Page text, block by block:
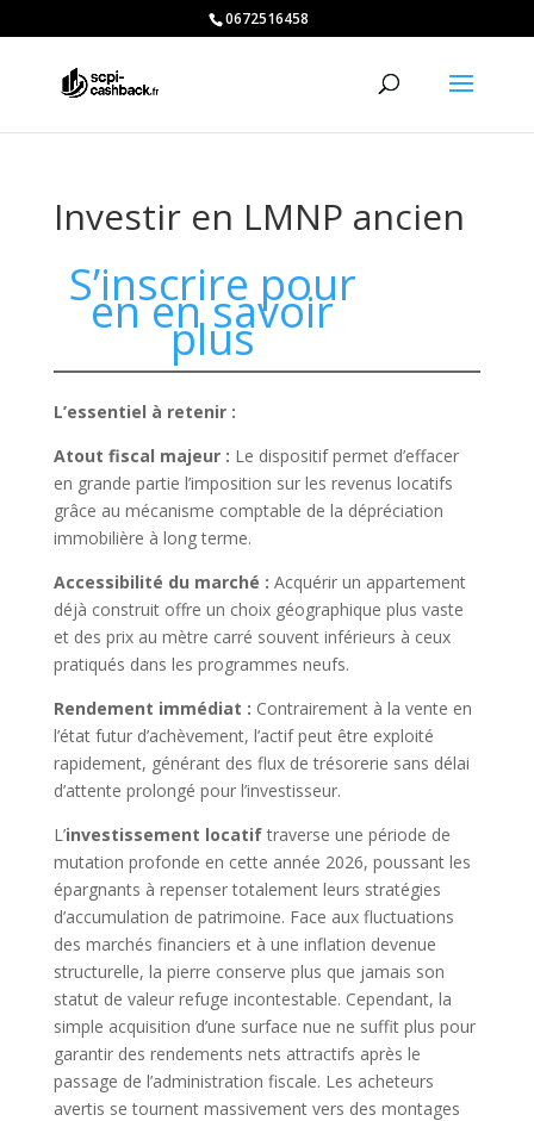
0672516458
Investir en LMNP ancien
S’inscrire pour
en en savoir
plus
L’essentiel à retenir :
Atout fiscal majeur : Le dispositif permet d’effacer
en grande partie l’imposition sur les revenus locatifs
grâce au mécanisme comptable de la dépréciation
immobilière à long terme.
Accessibilité du marché : Acquérir un appartement
déjà construit offre un choix géographique plus vaste
et des prix au mètre carré souvent inférieurs à ceux
pratiqués dans les programmes neufs.
Rendement immédiat : Contrairement à la vente en
l’état futur d’achèvement, l’actif peut être exploité
rapidement, générant des flux de trésorerie sans délai
d’attente prolongé pour l’investisseur.
L’investissement locatiftraverse une période de
mutation profonde en cette année 2026, poussant les
épargnants à repenser totalement leurs stratégies
d’accumulation de patrimoine. Face aux fluctuations
des marchés financiers et à une inflation devenue
structurelle, la pierre conserve plus que jamais son
statut de valeur refuge incontestable. Cependant, la
simple acquisition d’une surface nue ne suffit plus pour
garantir des rendements nets attractifs après le
passage de l’administration fiscale. Les acheteurs
avertis se tournent massivement vers des montages